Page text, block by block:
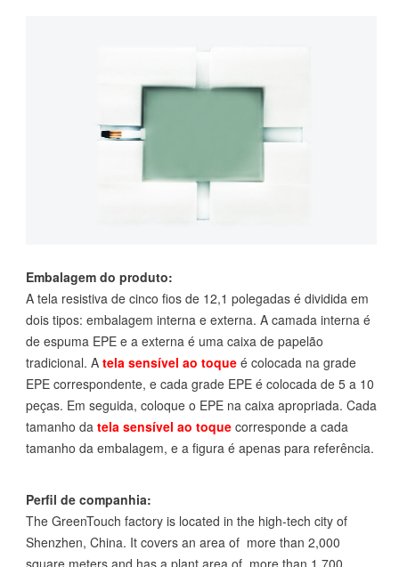
Embalagem do produto:
A tela resistiva de cinco fios de 12,1 polegadas é dividida em
dois tipos: embalagem interna e externa. A camada interna é
de espuma EPE e a externa é uma caixa de papelão
tradicional. A tela sensível ao toqueé colocada na grade
EPE correspondente, e cada grade EPE é colocada de 5 a 10
peças. Em seguida, coloque o EPE na caixa apropriada. Cada
tamanho da tela sensível ao toquecorresponde a cada
tamanho da embalagem, e a figura é apenas para referência.
Perfil de companhia:
The GreenTouch factory is located in the high-tech city of
Shenzhen, China. It covers an area of more than 2,000
square meters and has a plant area of more than 1,700